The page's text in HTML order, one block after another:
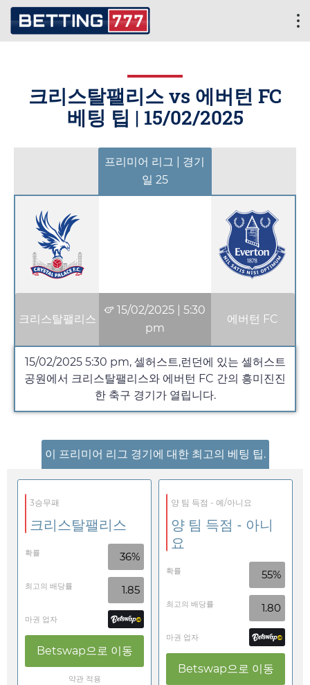
크리스탈팰리스 vs 에버턴 FC
베팅 팁 | 15/02/2025
프리미어 리그 | 경기
일 25
크리스탈팰리스
15/02/2025 |5:30
pm
에버턴 FC
15/02/2025 5:30 pm, 셀허스트,런던에 있는 셀허스트
공원에서 크리스탈팰리스와 에버턴 FC 간의 흥미진진
한 축구 경기가 열립니다.
이 프리미어 리그 경기에 대한 최고의 베팅 팁.
3승무패
크리스탈팰리스
확률 36%
최고의 배당률 1.85
마권 업자
Betswap으로 이동
약관 적용
양 팀 득점 - 예/아니요
양 팀 득점 - 아니
요
확률 55%
최고의 배당률 1.80
마권 업자
Betswap으로 이동